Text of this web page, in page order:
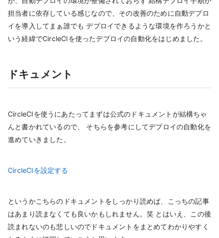
担当者に依存している感じなので、その改善のために自動デプロ
イを導入してまぁ誰でも デプロイできるような環境を作ろうかと
いう経緯でCircleCIを使ったデプロイの自動化をはじめました。
ドキュメント
CircleCIを使うにあたってまずは公式のドキュメントが結構ちゃ
んと書かれているので、 そちらを参考にしてデプロイの自動化を
進めていきました。
CircleCIを設定する
というかこちらのドキュメントをしっかり読めば、こっちの記事
はあまり読まなくても良いかもしれません。笑 とはいえ、この後
読まれないのも悲しいのでドキュメントをまとめてわかりやすく